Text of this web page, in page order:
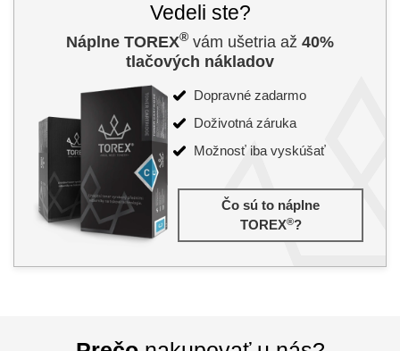
Vedeli ste?
Náplne TOREX® vám ušetria až 40%
tlačových nákladov
Dopravné zadarmo
Doživotná záruka
Možnosť iba vyskúšať
Čo sú to náplne
TOREX®?